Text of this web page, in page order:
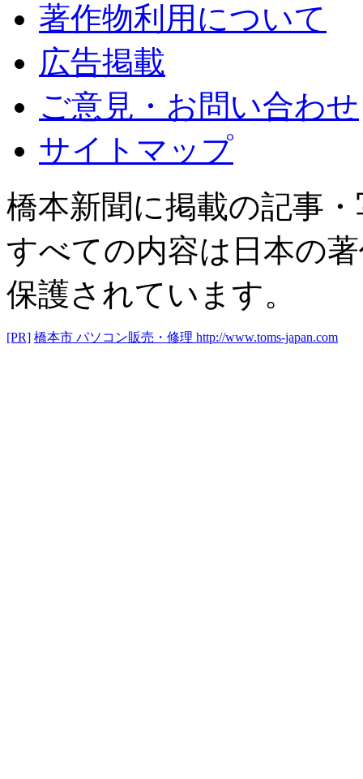
著作物利用について
広告掲載
ご意見・お問い合わせ
サイトマップ
橋本新聞に掲載の記事
すべての内容は日本の
保護されています。
[PR] 橋本市 パソコン販売・修理 http://www.toms-japan.com